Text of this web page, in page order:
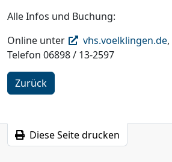
Alle Infos und Buchung:
Online unter
vhs.voelklingen.de,
Telefon 06898 / 13-2597
Zurück
Diese Seite drucken